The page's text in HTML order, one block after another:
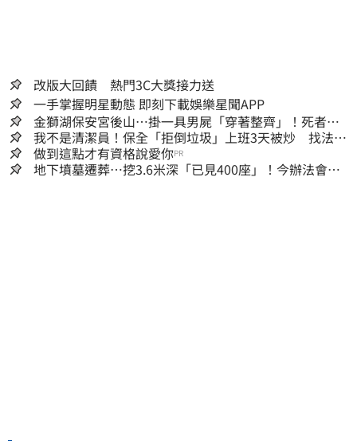
改版大回饋 熱門3C大獎接力送
一手掌握明星動態 即刻下載娛樂星聞APP
金獅湖保安宮後山…掛一具男屍「穿著整齊」！死者身
份曝
我不是清潔員！保全「拒倒垃圾」上班3天被炒 找法院
討公道結果出爐
做到這點才有資格說愛你PR
地下墳墓遷葬…挖3.6米深「已見400座」！今辦法會安